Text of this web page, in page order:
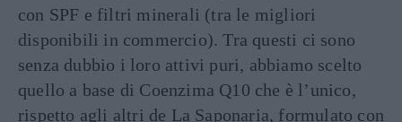
con SPF e filtri minerali (tra le migliori
disponibili in commercio). Tra questi ci sono
senza dubbio i loro attivi puri, abbiamo scelto
quello a base di Coenzima Q10 che è l’unico,
rispetto agli altri de La Saponaria, formulato con